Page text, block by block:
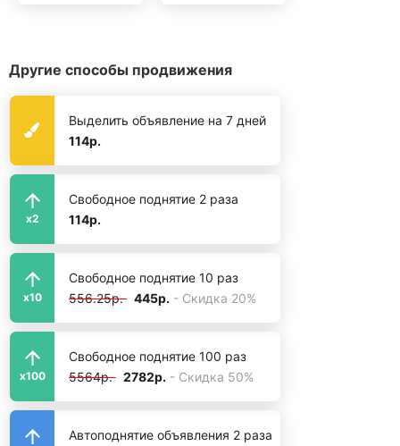
Другие способы продвижения
Выделить объявление на 7 дней
114р.
x2
Свободное поднятие 2 раза
114р.
x10
Свободное поднятие 10 раз
556.25р. 445р. - Скидка 20%
x100
Свободное поднятие 100 раз
5564р. 2782р. - Скидка 50%
Автоподнятие объявления 2 раза